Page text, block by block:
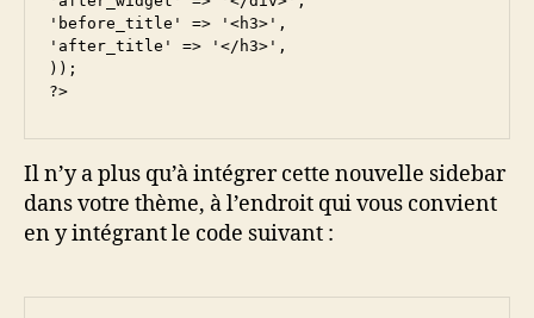
'before_title' => '<h3>',
'after_title' => '</h3>',
));
?>
Il n’y a plus qu’à intégrer cette nouvelle sidebar
dans votre thème, à l’endroit qui vous convient
en y intégrant le code suivant :